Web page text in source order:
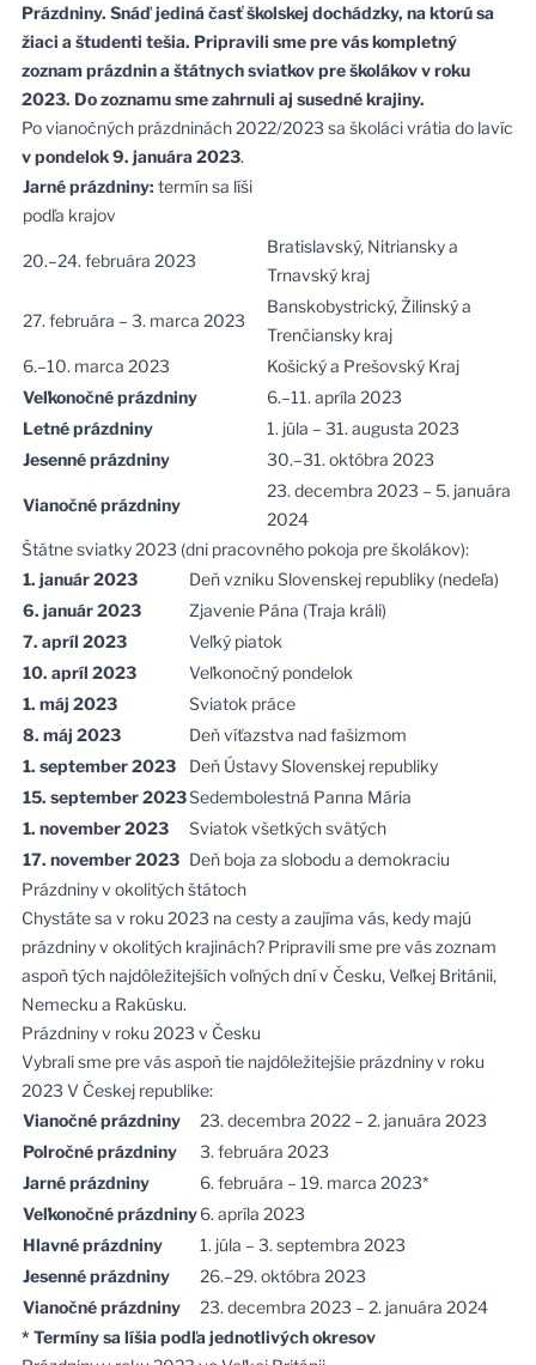
Prázdniny. Snáď jediná časť školskej dochádzky, na ktorú sa
žiaci a študenti tešia. Pripravili sme pre vás kompletný
zoznam prázdnin a štátnych sviatkov pre školákov v roku
2023. Do zoznamu sme zahrnuli aj susedné krajiny.
Po vianočných prázdninách 2022/2023 sa školáci vrátia do lavíc
v pondelok 9. januára 2023.
Jarné prázdniny: termín sa líši
podľa krajov
20.–24. februára 2023
Bratislavský, Nitriansky a
Trnavský kraj
27. februára – 3. marca 2023
Banskobystrický, Žilinský a
Trenčiansky kraj
6.–10. marca 2023
Košický a Prešovský Kraj
Veľkonočné prázdniny
6.–11. apríla 2023
Letné prázdniny
1. júla – 31. augusta 2023
Jesenné prázdniny
30.–31. októbra 2023
Vianočné prázdniny
23. decembra 2023 – 5. januára
2024
Štátne sviatky 2023 (dni pracovného pokoja pre školákov):
1. január 2023
Deň vzniku Slovenskej republiky (nedeľa)
6. január 2023
Zjavenie Pána (Traja králi)
7. apríl 2023
Veľký piatok
10. apríl 2023
Veľkonočný pondelok
1. máj 2023
Sviatok práce
8. máj 2023
Deň víťazstva nad fašizmom
1. september 2023
Deň Ústavy Slovenskej republiky
15. september 2023Sedembolestná Panna Mária
1. november 2023
Sviatok všetkých svätých
17. november 2023 Deň boja za slobodu a demokraciu
Prázdniny v okolitých štátoch
Chystáte sa v roku 2023 na cesty a zaujíma vás, kedy majú
prázdniny v okolitých krajinách? Pripravili sme pre vás zoznam
aspoň tých najdôležitejších voľných dní v Česku, Veľkej Británii,
Nemecku a Rakúsku.
Prázdniny v roku 2023 v Česku
Vybrali sme pre vás aspoň tie najdôležitejšie prázdniny v roku
2023 V Českej republike:
Vianočné prázdniny
23. decembra 2022 – 2. januára 2023
Polročné prázdniny
3. februára 2023
Jarné prázdniny
6. februára – 19. marca 2023*
Veľkonočné prázdniny 6. apríla 2023
Hlavné prázdniny
1. júla – 3. septembra 2023
Jesenné prázdniny
26.–29. októbra 2023
Vianočné prázdniny
23. decembra 2023 – 2. januára 2024
* Termíny sa líšia podľa jednotlivých okresov